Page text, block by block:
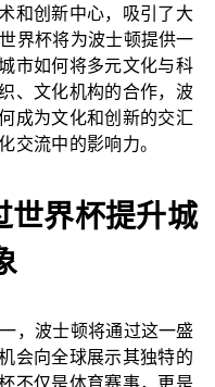
和创新中心，吸引了大
界杯将为波士顿提供一
市如何将多元文化与科
、文化机构的合作，波
成为文化和创新的交汇
交流中的影响力。
世界杯提升城
，波士顿将通过这一盛
会向全球展示其独特的